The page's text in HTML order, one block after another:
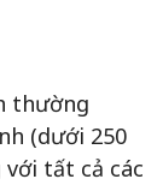
thường
(dưới 250
với tất cả các